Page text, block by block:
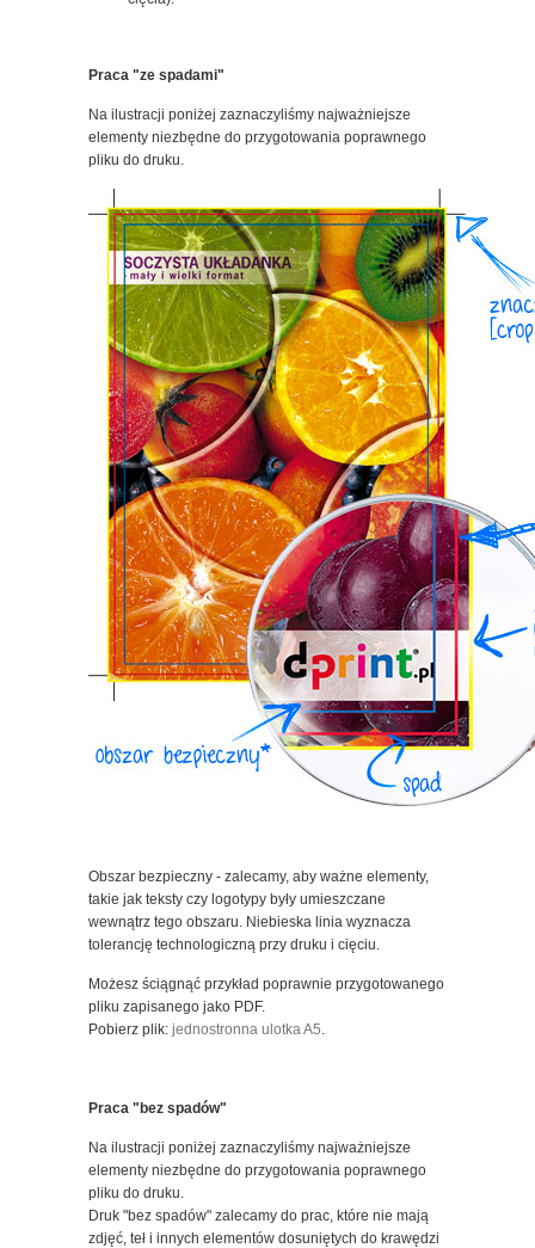
Praca "ze spadami"
Na ilustracji poniżej zaznaczyliśmy najważniejsze
elementy niezbędne do przygotowania poprawnego
pliku do druku.
Obszar bezpieczny - zalecamy, aby ważne elementy,
takie jak teksty czy logotypy były umieszczane
wewnątrz tego obszaru. Niebieska linia wyznacza
tolerancję technologiczną przy druku i cięciu.
Możesz ściągnąć przykład poprawnie przygotowanego
pliku zapisanego jako PDF.
Pobierz plik: jednostronna ulotka A5.
Praca "bez spadów"
Na ilustracji poniżej zaznaczyliśmy najważniejsze
elementy niezbędne do przygotowania poprawnego
pliku do druku.
Druk "bez spadów" zalecamy do prac, które nie mają
zdjęć, teł i innych elementów dosuniętych do krawędzi